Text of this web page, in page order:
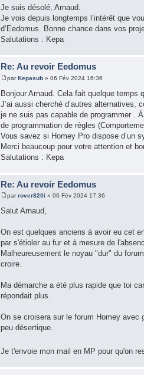
Je suis désolé, Arnaud.
Je vois depuis longtemps l’intérêt que
d’Eedomus. Bonne chance dans vos
Salutations : Kepa
Re: Au revoir Eedomus
parKepasub » 06 Fév 2024 16:36
Bonjour Arnaud. Cela fait quelque temps
J’ai aussi cherché d’autres alternatives,
je ne suis pas capable de programmer .
de programmation de règles
Vous savez si Homey Pro dispose d’un
Merci beaucoup pour votre attention et
Salutations : Kepa
Re: Au revoir Eedomus
parrover820i » 06 Fév 2024 17:36
Salut Arnaud,
On est quelques anciens à avoir eu cet
par s'étioler au fur et à mesure de
Malheureusement le noyau "dur" du
croire.
Ma démarche a été plus rapide que toi
répondait plus.
On se croisera sur le forum Homey avec
peu désertique.
Je t'envoie mon mail en MP pour qu'on